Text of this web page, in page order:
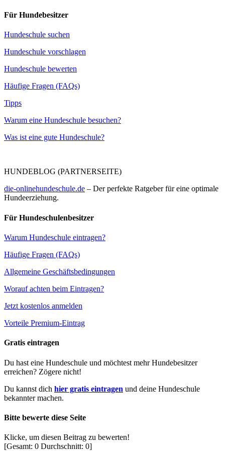
Für Hundebesitzer
Hundeschule suchen
Hundeschule vorschlagen
Hundeschule bewerten
Häufige Fragen (FAQs)
Tipps
Warum eine Hundeschule besuchen?
Was ist eine gute Hundeschule?
HUNDEBLOG (PARTNERSEITE)
die-onlinehundeschule.de – Der perfekte Ratgeber für eine optimale
Hundeerziehung.
Für Hundeschulenbesitzer
Warum Hundeschule eintragen?
Häufige Fragen (FAQs)
Allgemeine Geschäftsbedingungen
Worauf achten beim Eintragen?
Jetzt kostenlos anmelden
Vorteile Premium-Eintrag
Gratis eintragen
Du hast eine Hundeschule und möchtest mehr Hundebesitzer
erreichen? Zögere nicht!
Du kannst dich hier gratis eintragen und deine Hundeschule
bekannter machen.
Bitte bewerte diese Seite
Klicke, um diesen Beitrag zu bewerten!
[Gesamt: 0 Durchschnitt: 0]